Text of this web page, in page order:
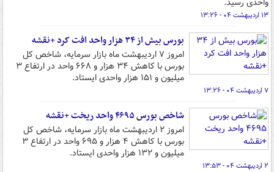
۱۳ اردیبهشت ۰۴ - ۱۳:۲۶
بورس بیش از ۳۴ هزار واحد افت کرد +نقشه
امروز ۷ اردیبهشت ماه بازار سرمایه، شاخص کل
بورس با کاهش ۳۴ هزار و ۶۶۸ واحد در ارتفاع ۳
میلیون و ۱۵۱ هزار واحدی ایستاد.
۷ اردیبهشت ۰۴ - ۱۳:۲۶
شاخص بورس ۴۶۹۵ واحد ریخت +نقشه
امروز ۲ اردیبهشت ماه بازار سرمایه، شاخص کل
بورس با کاهش ۴ هزار و ۶۹۵ واحد در ارتفاع ۳
میلیون و ۱۳۲ هزار واحدی ایستاد.
۲ اردیبهشت ۰۴ - ۱۳:۵۳